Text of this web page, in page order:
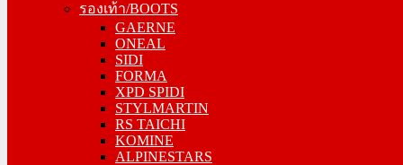
รองเท้า/BOOTS
GAERNE
ONEAL
SIDI
FORMA
XPD SPIDI
STYLMARTIN
RS TAICHI
KOMINE
ALPINESTARS
ONEAL
SIDI
FORMA
XPD SPIDI
STYLMARTIN
RS TAICHI
KOMINE
ALPINESTARS